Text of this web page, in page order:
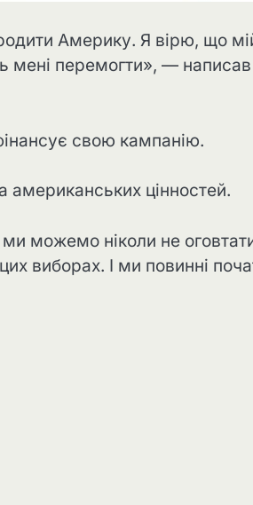
Америку. Я вірю, що
мені перемогти», — написав
свою кампанію.
цінностей.
можемо ніколи не
виборах. І ми повинні